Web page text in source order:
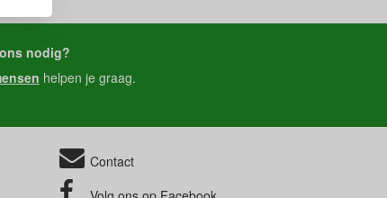
nodig?
helpen je graag.
Contact